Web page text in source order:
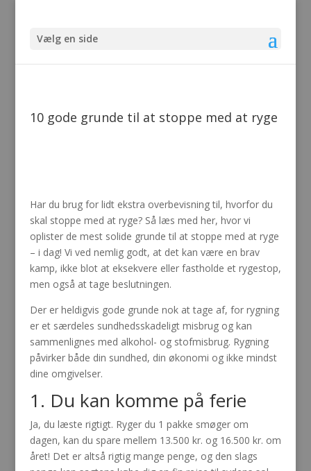
Vælg en side
10 gode grunde til at stoppe med at ryge
Har du brug for lidt ekstra overbevisning til, hvorfor du
skal stoppe med at ryge? Så læs med her, hvor vi
oplister de mest solide grunde til at stoppe med at ryge
– i dag! Vi ved nemlig godt, at det kan være en brav
kamp, ikke blot at eksekvere eller fastholde et rygestop,
men også at tage beslutningen.
Der er heldigvis gode grunde nok at tage af, for rygning
er et særdeles sundhedsskadeligt misbrug og kan
sammenlignes med alkohol- og stofmisbrug. Rygning
påvirker både din sundhed, din økonomi og ikke mindst
dine omgivelser.
1. Du kan komme på ferie
Ja, du læste rigtigt. Ryger du 1 pakke smøger om
dagen, kan du spare mellem 13.500 kr. og 16.500 kr. om
året! Det er altså rigtig mange penge, og den slags